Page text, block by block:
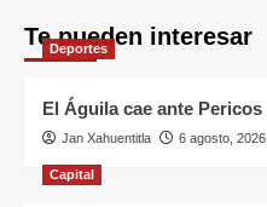
Te pueden interesar
Deportes
El Águila cae ante Pericos
Jan Xahuentitla 6 agosto, 2026
Capital